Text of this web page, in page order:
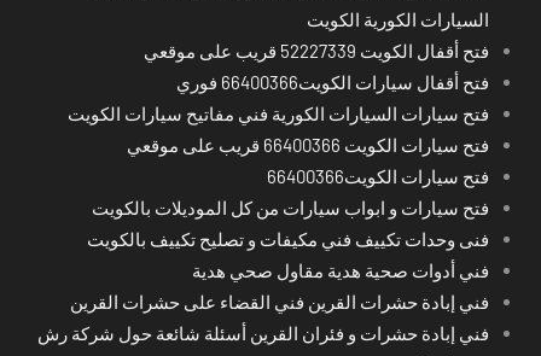
السيارات الكورية الكويت
فتح أقفال الكويت 52227339 قريب على موقعي
فتح أقفال سيارات الكويت66400366 فوري
فتح سيارات السيارات الكورية فني مفاتيح سيارات الكويت
فتح سيارات الكويت 66400366 قريب على موقعي
فتح سيارات الكويت66400366
فتح سيارات و ابواب سيارات من كل الموديلات بالكويت
فنى وحدات تكييف فني مكيفات و تصليح تكييف بالكويت
فني أدوات صحية هدية مقاول صحي هدية
فني إبادة حشرات القرين فني القضاء على حشرات القرين
فني إبادة حشرات و فئران القرين أسئلة شائعة حول شركة رش